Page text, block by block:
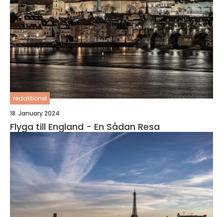
redaktionel
18. January 2024
Flyga till England - En Sådan Resa